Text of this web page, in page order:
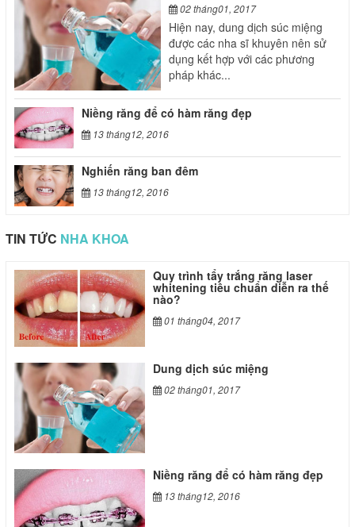
02 tháng01, 2017
Hiện nay, dung dịch súc miệng
được các nha sĩ khuyên nên sử
dụng kết hợp với các phương
pháp khác...
Niềng răng để có hàm răng đẹp
13 tháng12, 2016
Nghiến răng ban đêm
13 tháng12, 2016
TIN TỨC NHA KHOA
Quy trình tẩy trắng răng laser
whitening tiêu chuẩn diễn ra thế
nào?
01 tháng04, 2017
Dung dịch súc miệng
02 tháng01, 2017
Niềng răng để có hàm răng đẹp
13 tháng12, 2016